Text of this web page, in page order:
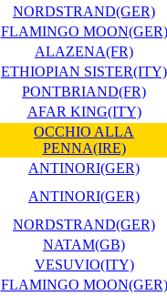
NORDSTRAND(GER)
FLAMINGO MOON(GER)
ALAZENA(FR)
ETHIOPIAN SISTER(ITY)
PONTBRIAND(FR)
AFAR KING(ITY)
OCCHIO ALLA
PENNA(IRE)
ANTINORI(GER)
ANTINORI(GER)
NORDSTRAND(GER)
NATAM(GB)
VESUVIO(ITY)
FLAMINGO MOON(GER)